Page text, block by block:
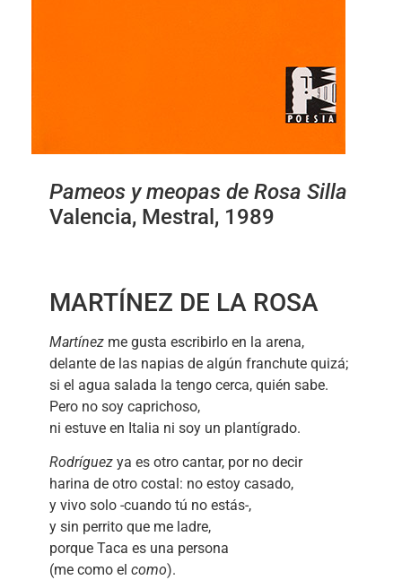
Pameos y meopas de Rosa Silla
Valencia, Mestral, 1989
MARTÍNEZ DE LA ROSA
Martínez me gusta escribirlo en la arena,
delante de las napias de algún franchute quizá;
si el agua salada la tengo cerca, quién sabe.
Pero no soy caprichoso,
ni estuve en Italia ni soy un plantígrado.
Rodríguez ya es otro cantar, por no decir
harina de otro costal: no estoy casado,
y vivo solo -cuando tú no estás-,
y sin perrito que me ladre,
porque Taca es una persona
(me como el como).